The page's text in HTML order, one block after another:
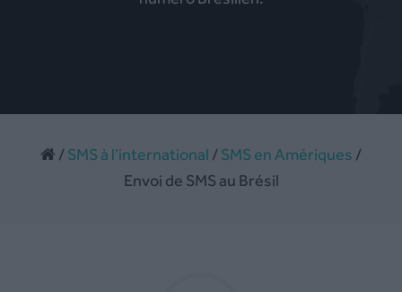
/SMS à l’international /SMS en Amériques /
Envoi de SMS au Brésil